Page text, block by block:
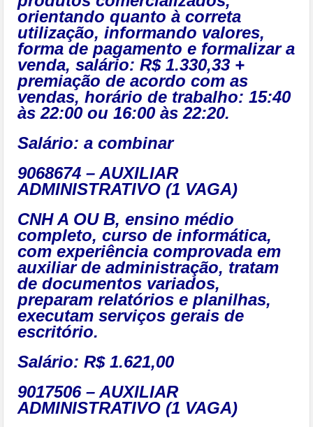
orientando quanto à correta
utilização, informando valores,
forma de pagamento e formalizar a
venda, salário: R$ 1.330,33 +
premiação de acordo com as
vendas, horário de trabalho: 15:40
às 22:00 ou 16:00 às 22:20.
Salário: a combinar
9068674 – AUXILIAR
ADMINISTRATIVO (1 VAGA)
CNH A OU B, ensino médio
completo, curso de informática,
com experiência comprovada em
auxiliar de administração, tratam
de documentos variados,
preparam relatórios e planilhas,
executam serviços gerais de
escritório.
Salário: R$ 1.621,00
9017506 – AUXILIAR
ADMINISTRATIVO (1 VAGA)